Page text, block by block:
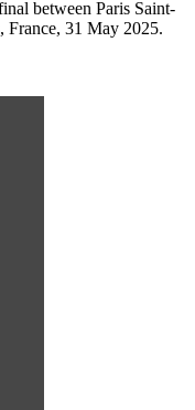
between Paris Saint-
France, 31 May 2025.